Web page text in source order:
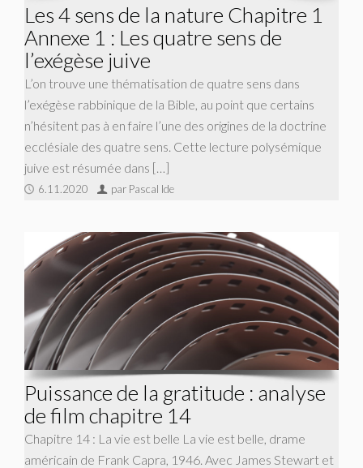
Les 4 sens de la nature Chapitre 1
Annexe 1 : Les quatre sens de
l’exégèse juive
L’on trouve une thématisation de quatre sens dans
l’exégèse rabbinique de la Bible, au point que certains
n’hésitent pas à en faire l’une des origines de la doctrine
ecclésiale des quatre sens. Cette lecture polysémique
juive est résumée dans […]
6.11.2020 par Pascal Ide
Puissance de la gratitude : analyse
de film chapitre 14
Chapitre 14 : La vie est belle La vie est belle, drame
américain de Frank Capra, 1946. Avec James Stewart et